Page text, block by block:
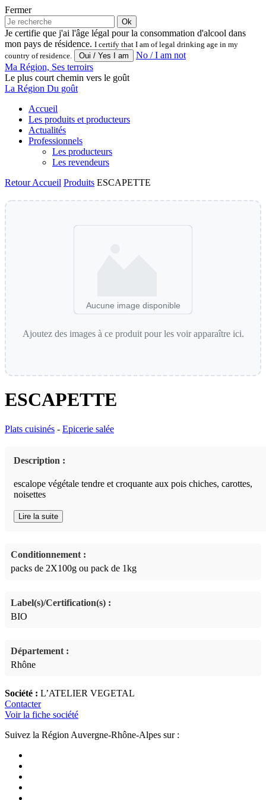
Fermer
Ok
Je certifie que j'ai l'âge légal pour la consommation d'alcool dans
mon pays de résidence. I certify that I am of legal drinking age in my
country of residence.
No / I am not
Ma Région, Ses terroirs
Le plus court chemin vers le goût
La Région Du goût
Accueil
Les produits et producteurs
Actualités
Professionnels
Les producteurs
Les revendeurs
RetourAccueil Produits ESCAPETTE
Aucune image disponible
Ajoutez des images à ce produit pour les voir apparaître ici.
ESCAPETTE
Plats cuisinés - Epicerie salée
Description :
escalope végétale tendre et croquante aux pois chiches, carottes,
noisettes
Lire la suite
Conditionnement :
packs de 2X100g ou pack de 1kg
Label(s)/Certification(s) :
BIO
Département :
Rhône
Société : L’ATELIER VEGETAL
Contacter
Voir la fiche société
Suivez la Région Auvergne-Rhône-Alpes sur :